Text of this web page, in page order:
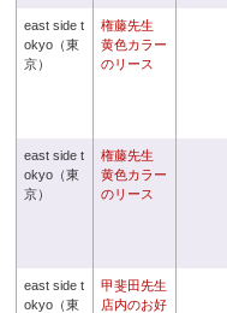
east side t
okyo（東
京）
権藤先生
黄色カラー
のリース
east side t
okyo（東
京）
権藤先生
黄色カラー
のリース
east side t
okyo（東
甲斐田先生
店内のお好